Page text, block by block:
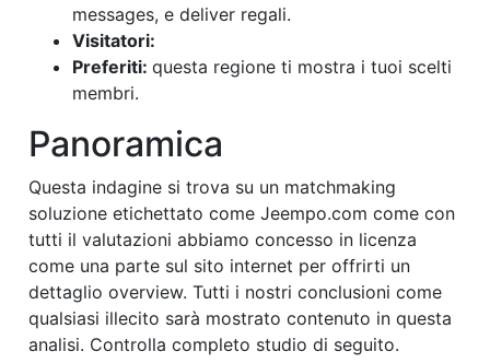
messages, e deliver regali.
Visitatori:
Preferiti:questa regione ti mostra i tuoi scelti
membri.
Panoramica
Questa indagine si trova su un matchmaking
soluzione etichettato come Jeempo.com come con
tutti il valutazioni abbiamo concesso in licenza
come una parte sul sito internet per offrirti un
dettaglio overview. Tutti i nostri conclusioni come
qualsiasi illecito sarà mostrato contenuto in questa
analisi. Controlla completo studio di seguito.